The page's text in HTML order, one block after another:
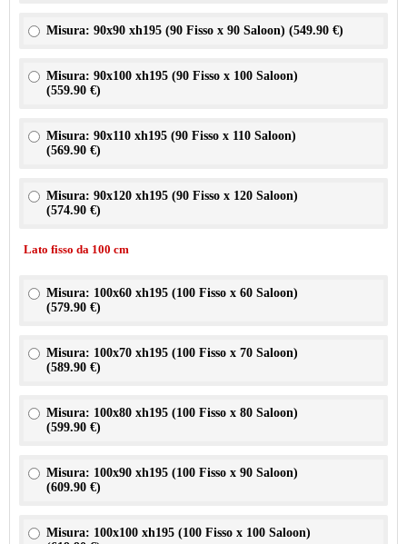
Misura: 90x90 xh195 (90 Fisso x 90 Saloon) (549.90 €)
Misura: 90x100 xh195 (90 Fisso x 100 Saloon)
(559.90 €)
Misura: 90x110 xh195 (90 Fisso x 110 Saloon)
(569.90 €)
Misura: 90x120 xh195 (90 Fisso x 120 Saloon)
(574.90 €)
Lato fisso da 100 cm
Misura: 100x60 xh195 (100 Fisso x 60 Saloon)
(579.90 €)
Misura: 100x70 xh195 (100 Fisso x 70 Saloon)
(589.90 €)
Misura: 100x80 xh195 (100 Fisso x 80 Saloon)
(599.90 €)
Misura: 100x90 xh195 (100 Fisso x 90 Saloon)
(609.90 €)
Misura: 100x100 xh195 (100 Fisso x 100 Saloon)